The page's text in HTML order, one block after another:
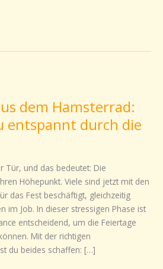
dem Hamsterrad:
entspannt durch die
Tür, und das bedeutet: Die
Höhepunkt. Viele sind jetzt mit den
das Fest beschäftigt, gleichzeitig
im Job. In dieser stressigen Phase ist
entscheidend, um die Feiertage
Mit der richtigen
du beides schaffen: […]